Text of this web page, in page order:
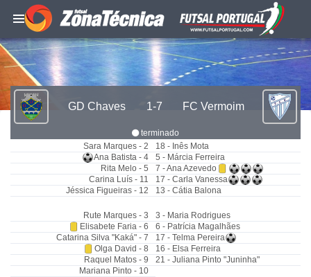
GD Chaves 1-7 FC Vermoim
terminado
Sara Marques - 2
Ana Batista - 4
Rita Melo - 5
Carina Luís - 11
Jéssica Figueiras - 12
18 - Inês Mota
5 - Márcia Ferreira
7 - Ana Azevedo
17 - Carla Vanessa
13 - Cátia Balona
Rute Marques - 3
Elisabete Faria - 6
Catarina Silva "Kaká" - 7
Olga David - 8
Raquel Matos - 9
Mariana Pinto - 10
3 - Maria Rodrigues
6 - Patrícia Magalhães
17 - Telma Pereira
16 - Elsa Ferreira
21 - Juliana Pinto "Juninha"